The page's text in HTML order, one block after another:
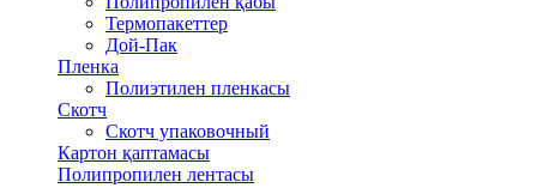
Термопакеттер
Дой-Пак
Пленка
Полиэтилен пленкасы
Скотч
Скотч упаковочный
Картон қаптамасы
Полипропилен лентасы